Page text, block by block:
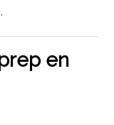
en